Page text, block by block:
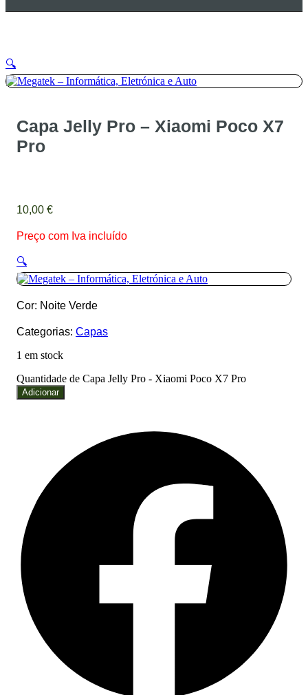
🔍
Capa Jelly Pro – Xiaomi Poco X7
Pro
10,00 €
Preço com Iva incluído
🔍
Cor: Noite Verde
Categorias: Capas
1 em stock
Quantidade de Capa Jelly Pro - Xiaomi Poco X7 Pro
Adicionar